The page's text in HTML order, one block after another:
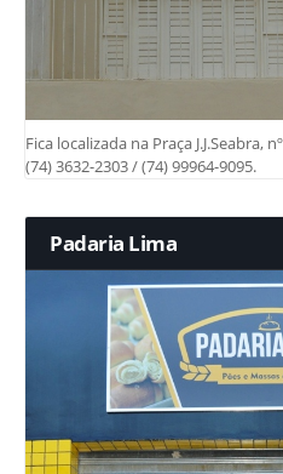
Fica localizada na Praça J.J.Seabra,
(74) 3632-2303 / (74) 99964-9095.
Padaria Lima